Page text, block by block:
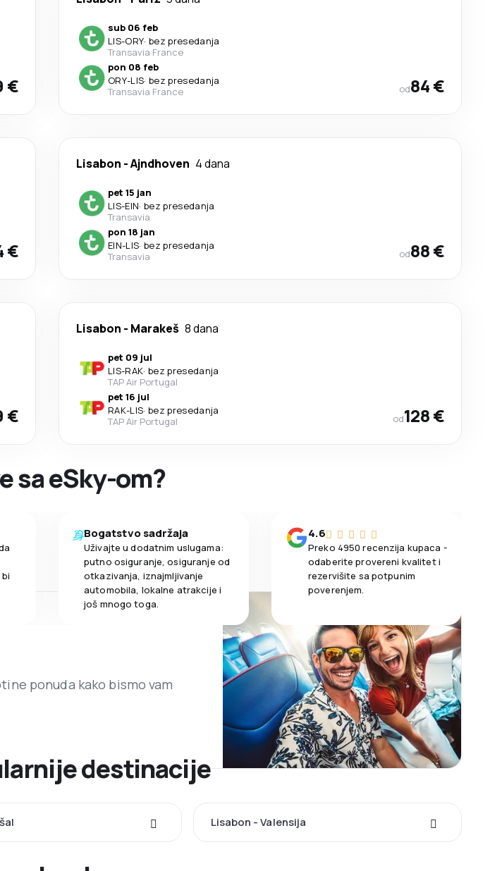
€
sub 06 feb
LIS-ORY· bez presedanja
Transavia France
pon 08 feb
ORY-LIS· bez presedanja
Transavia France
od84 €
€
Lisabon -Ajndhoven 4 dana
pet 15 jan
LIS-EIN· bez presedanja
Transavia
pon 18 jan
EIN-LIS· bez presedanja
Transavia
od88 €
€
Lisabon - Marakeš 8 dana
pet 09 jul
LIS-RAK· bez presedanja
TAP Air Portugal
pet 16 jul
RAK-LIS· bez presedanja
TAP Air Portugal
od128 €
sa eSky-om?
Bogatstvo sadržaja
Uživajte u dodatnim uslugama:
putno osiguranje, osiguranje od
otkazivanja, iznajmljivanje
automobila, lokalne atrakcije i
još mnogo toga.
4.6
Preko 4950 recenzija kupaca -
odaberite provereni kvalitet i
rezervišite sa potpunim
poverenjem.
ponuda kako bismo vam
destinacije
Lisabon - Valensija